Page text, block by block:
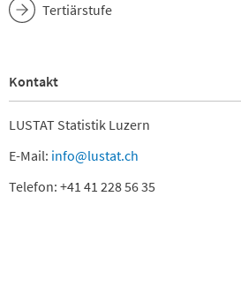
Tertiärstufe
Kontakt
LUSTAT Statistik Luzern
E-Mail: info@lustat.ch
Telefon: +41 41 228 56 35